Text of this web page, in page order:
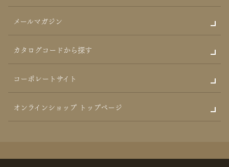
メールマガジン
カタログコードから探す
コーポレートサイト
オンラインショップ トップページ